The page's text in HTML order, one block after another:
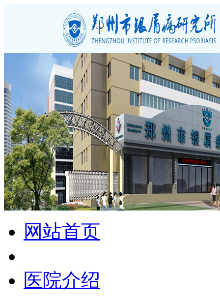
网站首页
医院介绍